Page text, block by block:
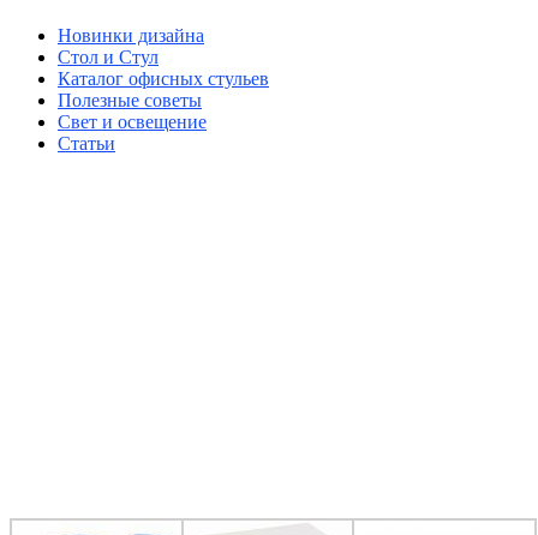
Новинки дизайна
Стол и Стул
Каталог офисных стульев
Полезные советы
Свет и освещение
Статьи